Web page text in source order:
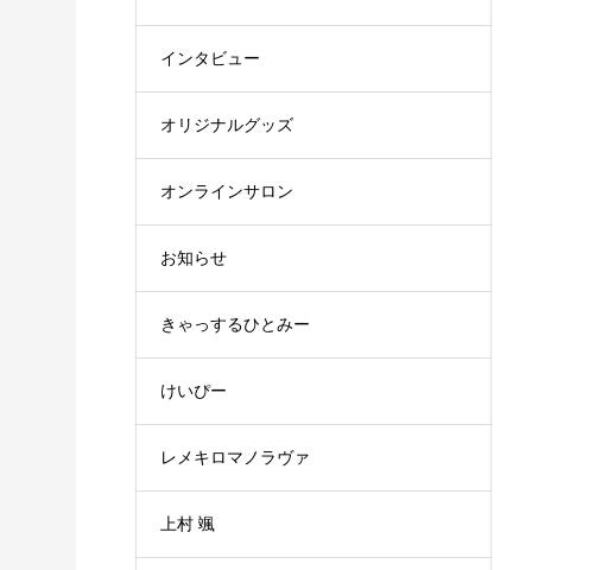
インタビュー
オリジナルグッズ
オンラインサロン
お知らせ
きゃっするひとみー
けいぴー
レメキロマノラヴァ
上村 颯